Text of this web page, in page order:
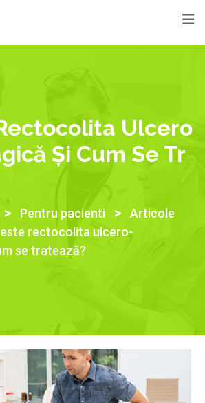
Ulcero
Și Cum Se Tr
> Pentru pacienti >
Articole
este rectocolita ulcero-
se tratează?